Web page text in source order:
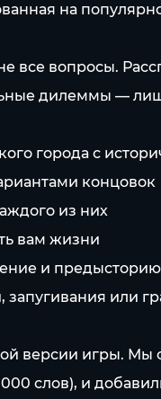
на
все вопросы.
дилеммы —
города с
концовок
из них
вам жизни
и предысторию
или
версии игры.
слов), и